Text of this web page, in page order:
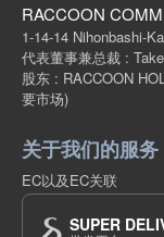
RACCOON
1-14-14 Nihonbashi-
代表董事兼总裁 :
股东 : RACCOON
要市场)
关于我们的服务
EC以及EC关联
SUPER